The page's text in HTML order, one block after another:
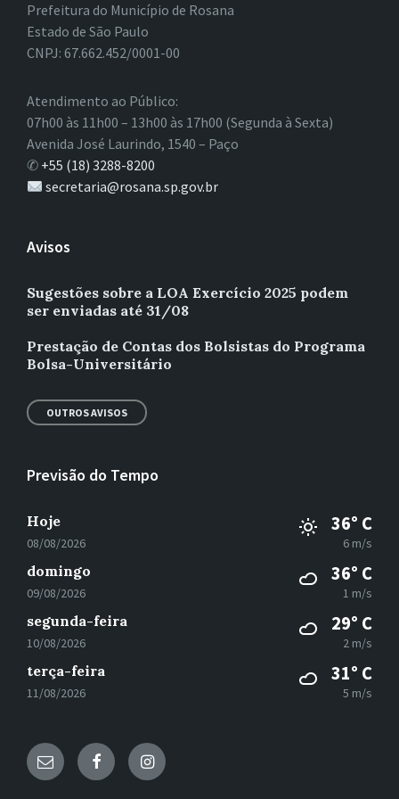
Prefeitura do Município de Rosana
Estado de São Paulo
CNPJ: 67.662.452/0001-00
Atendimento ao Público:
07h00 às 11h00 – 13h00 às 17h00 (Segunda à Sexta)
Avenida José Laurindo, 1540 – Paço
✆ +55 (18) 3288-8200
secretaria@rosana.sp.gov.br
Avisos
Sugestões sobre a LOA Exercício 2025 podem
ser enviadas até 31/08
Prestação de Contas dos Bolsistas do Programa
Bolsa-Universitário
OUTROS AVISOS
Previsão do Tempo
Hoje
08/08/2026
36° C
6 m/s
domingo
09/08/2026
36° C
1 m/s
segunda-feira
10/08/2026
29° C
2 m/s
terça-feira
11/08/2026
31° C
5 m/s
E- FacebookInstagram